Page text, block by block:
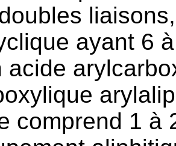
ayant 6
acide
comprend 1 à